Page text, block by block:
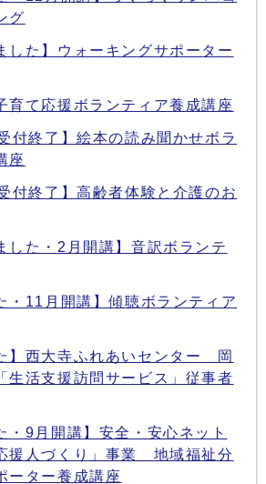
グ
した】ウォーキングサポーター
育て応援ボランティア養成講座
付終了】絵本の読み聞かせボラ
座
付終了】高齢者体験と介護のお
した・2月開講】音訳ボランテ
・11月開講】傾聴ボランティア
】西大寺ふれあいセンター 岡
生活支援訪問サービス」従事者
・9月開講】安全・安心ネット
援人づくり」事業 地域福祉分
ター養成講座